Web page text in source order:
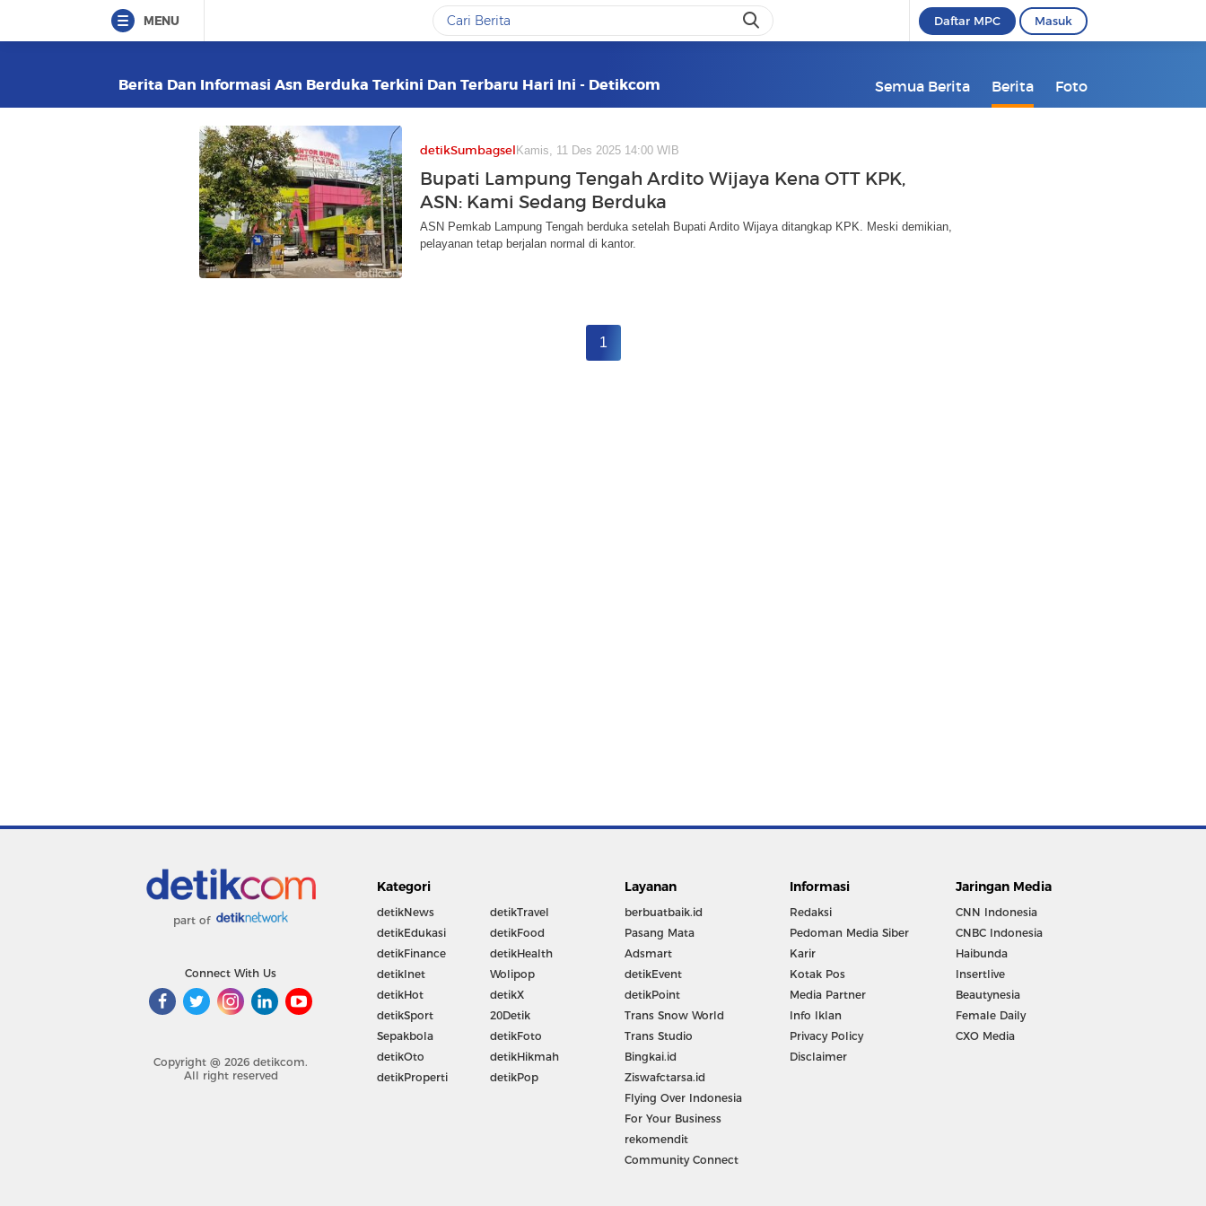
MENU Daftar MPC Masuk
Berita Dan Informasi Asn Berduka Terkini Dan Terbaru Hari Ini - Detikcom Semua Berita Berita Foto
detikSumbagsel Kamis, 11 Des 2025 14:00 WIB
Bupati Lampung Tengah Ardito Wijaya Kena OTT KPK,
ASN: Kami Sedang Berduka
ASN Pemkab Lampung Tengah berduka setelah Bupati Ardito Wijaya ditangkap KPK. Meski demikian,
pelayanan tetap berjalan normal di kantor.
1
part of
Connect With Us
Copyright @ 2026 detikcom.
All right reserved
Kategori
detikNews
detikEdukasi
detikFinance
detikInet
detikHot
detikSport
Sepakbola
detikOto
detikProperti
detikTravel
detikFood
detikHealth
Wolipop
detikX
20Detik
detikFoto
detikHikmah
detikPop
Layanan
berbuatbaik.id
Pasang Mata
Adsmart
detikEvent
detikPoint
Trans Snow World
Trans Studio
Bingkai.id
Ziswafctarsa.id
Flying Over Indonesia
For Your Business
rekomendit
Community Connect
Informasi
Redaksi
Pedoman Media Siber
Karir
Kotak Pos
Media Partner
Info Iklan
Privacy Policy
Disclaimer
Jaringan Media
CNN Indonesia
CNBC Indonesia
Haibunda
Insertlive
Beautynesia
Female Daily
CXO Media